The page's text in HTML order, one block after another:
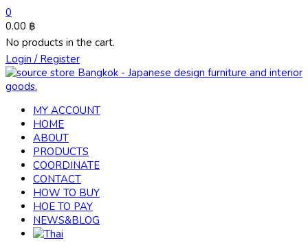
0
0.00 ฿
No products in the cart.
Login / Register
MY ACCOUNT
HOME
ABOUT
PRODUCTS
COORDINATE
CONTACT
HOW TO BUY
HOE TO PAY
NEWS&BLOG